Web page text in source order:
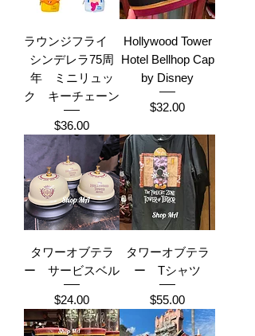
ラウンジフライ
シンデレラ75周
年 ミニリュッ
ク キーチェーン
Price
$36.00
Hollywood Tower
Hotel Bellhop Cap
by Disney
Price
$32.00
タワーオブテラ
ー サービスベル
Price
$24.00
タワーオブテラ
ー Tシャツ
Price
$55.00